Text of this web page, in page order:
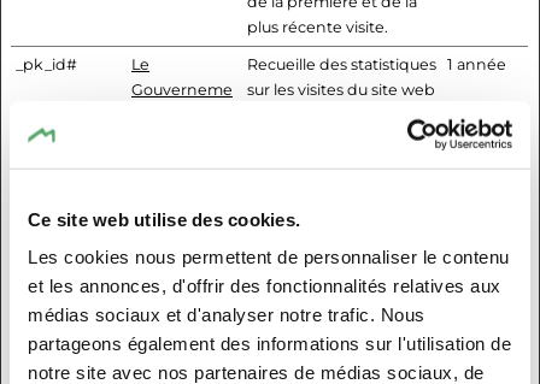
Ce site web utilise des cookies.
Les cookies nous permettent de personnaliser le contenu
et les annonces, d'offrir des fonctionnalités relatives aux
médias sociaux et d'analyser notre trafic. Nous
partageons également des informations sur l'utilisation de
notre site avec nos partenaires de médias sociaux, de
plus récente visite.
_pk_id#
Le
Gouverneme
Luxembourg
Recueille des statistiques
sur les visites du site web
par l'utilisateur, telles que
le nombre de visites, le
temps moyen passé sur
on été consultées.
1 année
_pk_ses#
Le
Gouverneme
nt Du Grand-
Luxembourg
Utilisé par Piwik Analytics
Platform pour suivre les
demandes de page du
session.
1 jour